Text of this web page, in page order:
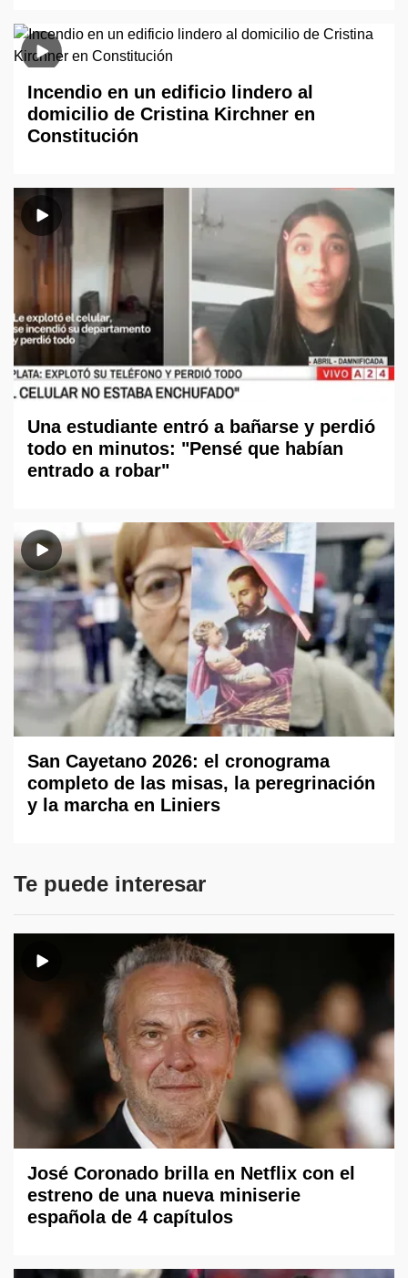
Incendio en un edificio lindero al
domicilio de Cristina Kirchner en
Constitución
Una estudiante entró a bañarse y perdió
todo en minutos: "Pensé que habían
entrado a robar"
San Cayetano 2026: el cronograma
completo de las misas, la peregrinación
y la marcha en Liniers
Te puede interesar
José Coronado brilla en Netflix con el
estreno de una nueva miniserie
española de 4 capítulos